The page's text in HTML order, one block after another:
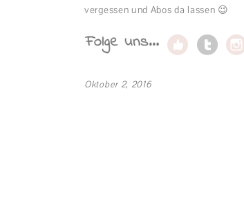
vergessen und Abos da lassen 😉
Oktober 2, 2016